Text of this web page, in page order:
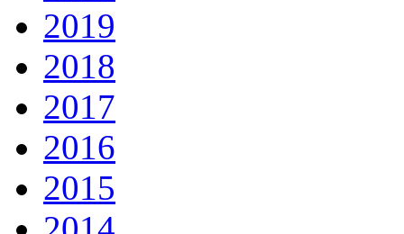
2019
2018
2017
2016
2015